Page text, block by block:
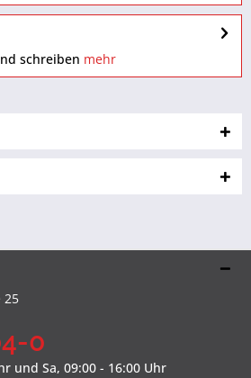
schreiben mehr
25
0
und Sa, 09:00 - 16:00 Uhr